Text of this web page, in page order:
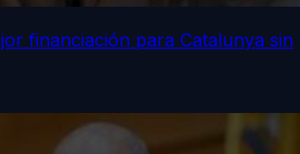
financiación para Catalunya sin